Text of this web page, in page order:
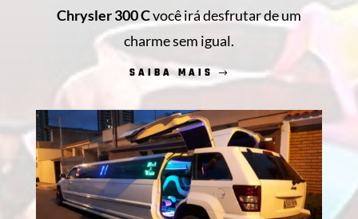
Chrysler 300 Cvocê irá desfrutar de um
charme sem igual.
SAIBA MAIS